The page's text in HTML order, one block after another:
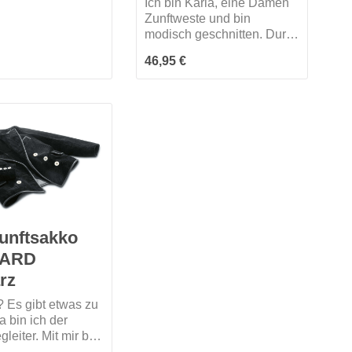
Zunftweste und bin
modisch geschnitten. Durch
Rückenschnallgurt kann ich
mich gut auf dich einstellen.
Regulärer Preis:
46,95 €
Es gibt etwas zu
bin ich der
Mit mir bist